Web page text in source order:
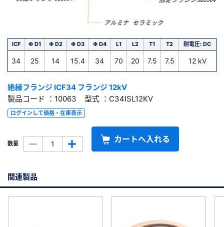
ICF Φ D1 Φ D2 Φ D3 Φ D4 L1 L2 T1 T2 耐電圧: DC
34 25 14 15.4 34 70 20 7.5 7.5 12 kV
絶縁フランジ ICF34 フランジ 12kV
製品コード ：10063 型式 ：C34ISL12KV
ログインして価格・在庫表示
数量 カートへ入れる
関連製品